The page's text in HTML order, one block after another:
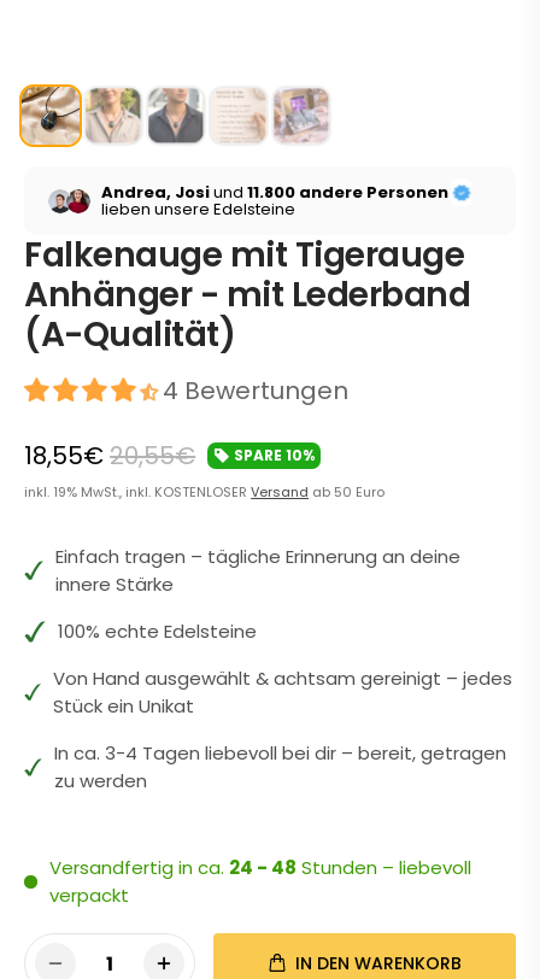
Andrea, Josiund11.800 andere Personen
lieben unsere Edelsteine
Falkenauge mit Tigerauge
Anhänger - mit Lederband
(A-Qualität)
4 Bewertungen
20,55€
18,55€ SPARE10%
inkl. 19% MwSt., inkl. KOSTENLOSERVersand ab 50 Euro
Einfach tragen – tägliche Erinnerung an deine
innere Stärke
100% echte Edelsteine
Von Hand ausgewählt & achtsam gereinigt – jedes
Stück ein Unikat
In ca. 3-4 Tagen liebevoll bei dir – bereit, getragen
zu werden
Versandfertig in ca. 24 - 48 Stunden – liebevoll
verpackt
1 IN DEN WARENKORB